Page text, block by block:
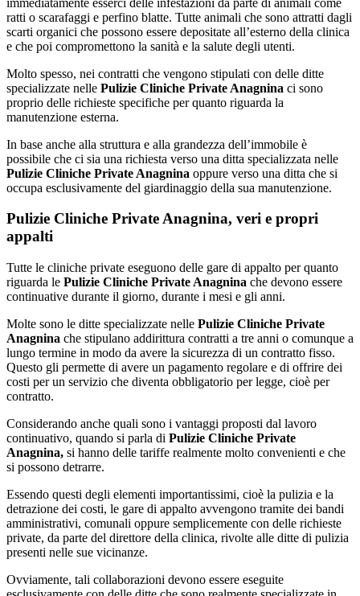
ratti o scarafaggi e perfino blatte. Tutte animali che sono attratti dagli
scarti organici che possono essere depositate all’esterno della clinica
e che poi compromettono la sanità e la salute degli utenti.
Molto spesso, nei contratti che vengono stipulati con delle ditte
specializzate nelle Pulizie Cliniche Private Anagnina ci sono
proprio delle richieste specifiche per quanto riguarda la
manutenzione esterna.
In base anche alla struttura e alla grandezza dell’immobile è
possibile che ci sia una richiesta verso una ditta specializzata nelle
Pulizie Cliniche Private Anagnina oppure verso una ditta che si
occupa esclusivamente del giardinaggio della sua manutenzione.
Pulizie Cliniche Private Anagnina, veri e propri
appalti
Tutte le cliniche private eseguono delle gare di appalto per quanto
riguarda le Pulizie Cliniche Private Anagnina che devono essere
continuative durante il giorno, durante i mesi e gli anni.
Molte sono le ditte specializzate nelle Pulizie Cliniche Private
Anagnina che stipulano addirittura contratti a tre anni o comunque a
lungo termine in modo da avere la sicurezza di un contratto fisso.
Questo gli permette di avere un pagamento regolare e di offrire dei
costi per un servizio che diventa obbligatorio per legge, cioè per
contratto.
Considerando anche quali sono i vantaggi proposti dal lavoro
continuativo, quando si parla di Pulizie Cliniche Private
Anagnina, si hanno delle tariffe realmente molto convenienti e che
si possono detrarre.
Essendo questi degli elementi importantissimi, cioè la pulizia e la
detrazione dei costi, le gare di appalto avvengono tramite dei bandi
amministrativi, comunali oppure semplicemente con delle richieste
private, da parte del direttore della clinica, rivolte alle ditte di pulizia
presenti nelle sue vicinanze.
Ovviamente, tali collaborazioni devono essere eseguite